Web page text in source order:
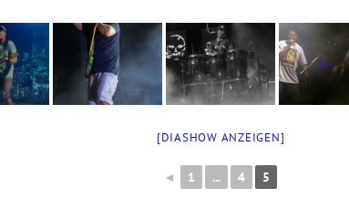
[DIASHOW ANZEIGEN]
◄ 1 ... 4 5